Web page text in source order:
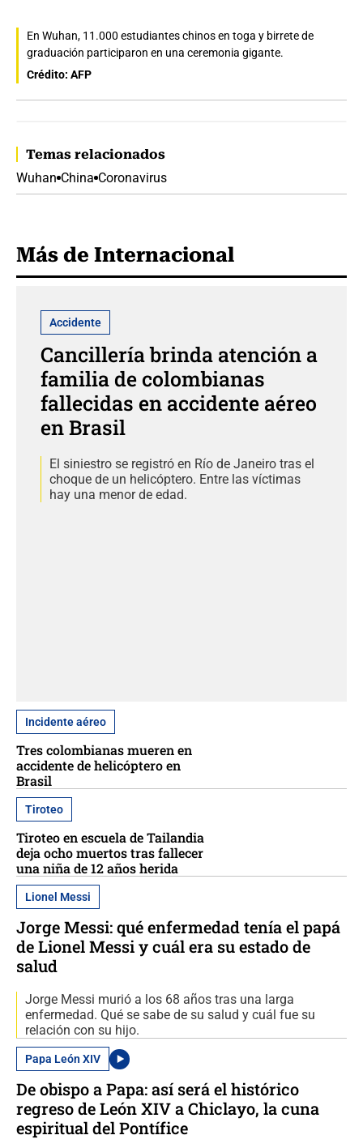
En Wuhan, 11.000 estudiantes chinos en toga y birrete de
graduación participaron en una ceremonia gigante.
Crédito: AFP
Temas relacionados
Wuhan China Coronavirus
Más de Internacional
Accidente
Cancillería brinda atención a
familia de colombianas
fallecidas en accidente aéreo
en Brasil
El siniestro se registró en Río de Janeiro tras el
choque de un helicóptero. Entre las víctimas
hay una menor de edad.
Incidente aéreo
Tres colombianas mueren en
accidente de helicóptero en
Brasil
Tiroteo
Tiroteo en escuela de Tailandia
deja ocho muertos tras fallecer
una niña de 12 años herida
Lionel Messi
Jorge Messi: qué enfermedad tenía el papá
de Lionel Messi y cuál era su estado de
salud
Jorge Messi murió a los 68 años tras una larga
enfermedad. Qué se sabe de su salud y cuál fue su
relación con su hijo.
Papa León XIV
De obispo a Papa: así será el histórico
regreso de León XIV a Chiclayo, la cuna
espiritual del Pontífice